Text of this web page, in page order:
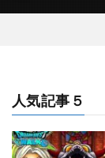
人気記事５